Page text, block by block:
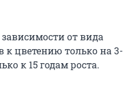
от вида
к цветению только на 3-
к 15 годам роста.